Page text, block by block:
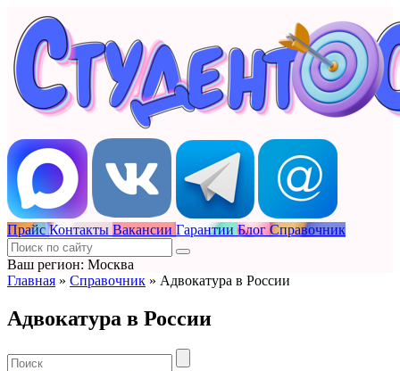
Прайс Контакты Вакансии Гарантии Блог Справочник
Ваш регион: Москва
Главная » Справочник » Адвокатура в России
Адвокатура в России